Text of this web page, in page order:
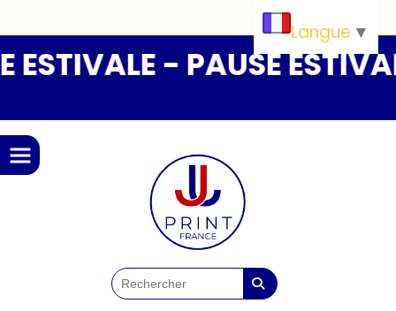
- PAUSE ESTIVALE
Langue ▼